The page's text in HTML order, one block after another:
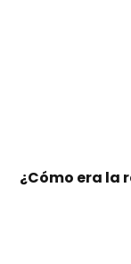
¿Cómo era la